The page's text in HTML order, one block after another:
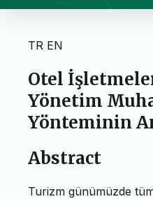
TR EN
Otel
Yönetim
Yönteminin
Abstract
Turizm günümüzde